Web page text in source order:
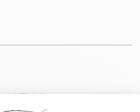
voir l''itinéraire